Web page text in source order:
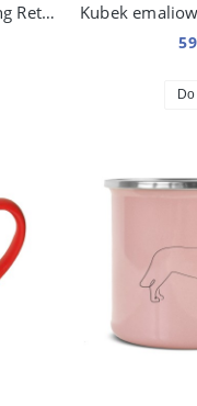
Podkładka pod mysz Tolling Retriever z nadrukiem Origami